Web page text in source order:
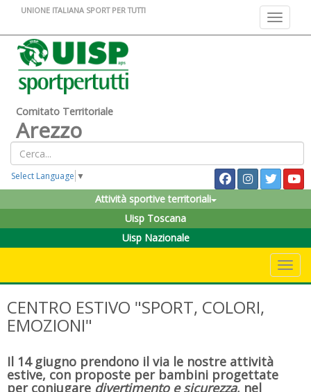
Toggle
UNIONE ITALIANA SPORT PER TUTTI
Comitato Territoriale
Arezzo
Select Language ▼
Attività sportive territoriali
Uisp Toscana
Uisp Nazionale
CENTRO ESTIVO "SPORT, COLORI,
EMOZIONI"
Il 14 giugno prendono il via le nostre attività
estive, con proposte per bambini progettate
per coniugare divertimento e sicurezza, nel